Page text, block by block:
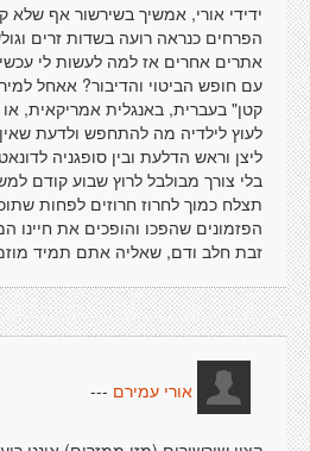
ידידי אורי, אמשיך בשירשור אף שלא
הפרחים כנראה רועה בשדות זרים
אתרים אחרים אז למה לעשות לי
עם חופש הביטוי והדיבור? אאחל
קטן" בעברית, באנגלית אמריקאית,
לעוץ לילדיה מה להתחפש ולדעת
ליצן וראש הדלעת ובין סופגניה
בלי צורך מבולבל לרוץ שבוע קודם
תצלח כמוך לחרוז חרוזים לפחות
הפזמונים שהפכו והופכים את חיינו
זבת חלב ודם, שאליה אתם תמיד
אורי עמירם ---